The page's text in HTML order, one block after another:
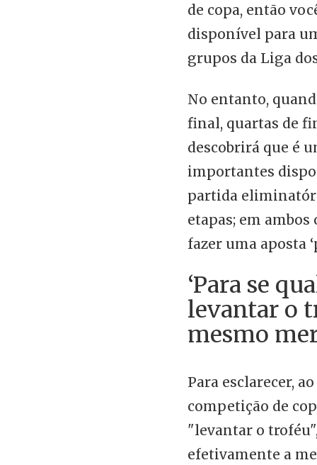
de copa, então
disponível para
grupos da Liga
No entanto,
final, quartas de
descobrirá que é
importantes
partida
etapas; em ambos
fazer uma aposta
‘Para se
levantar o
mesmo
Para esclarecer,
competição de
"levantar o
efetivamente a